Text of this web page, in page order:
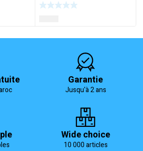
Garantie
Jusqu'à 2 ans
Wide choice
10 000 articles